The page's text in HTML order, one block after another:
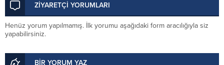
ZİYARETÇİ YORUMLARI
Henüz yorum yapılmamış. İlk yorumu aşağıdaki form aracılığıyla siz
yapabilirsiniz.
BİR YORUM YAZ